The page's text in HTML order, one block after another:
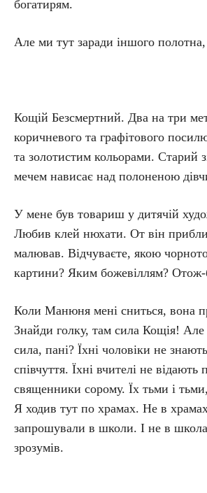
богатирям.
Але ми тут заради іншого полотна,
Кощій Безсмертний. Два на три
коричневого та графітового
та золотистим кольорами. Старий
мечем нависає над полоненою
У мене був товариш у дитячій
Любив клей нюхати. От він
малював. Відчуваєте, якою
картини? Яким божевіллям?
Коли Манюня мені сниться, вона
Знайди голку, там сила Кощія! Але
сила, пані? Їхні чоловіки не
співчуття. Їхні вчителі не відають
священники сорому. Їх тьми і
Я ходив тут по храмах. Не в
запрошували в школи. І не в
зрозумів.